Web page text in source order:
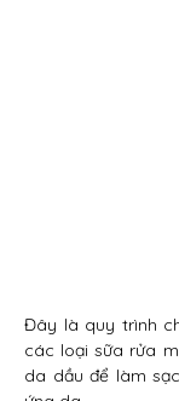
Đây là quy trình
các loại sữa rửa
da dầu để làm